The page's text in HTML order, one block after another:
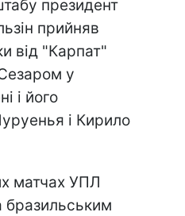
президент
прийняв
від "Карпат"
у
і його
і Кирило
матчах УПЛ